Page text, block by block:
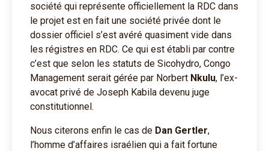
société qui représente officiellement la RDC dans
le projet est en fait une société privée dont le
dossier officiel s’est avéré quasiment vide dans
les régistres en RDC. Ce qui est établi par contre
c’est que selon les statuts de Sicohydro, Congo
Management serait gérée par Norbert Nkulu, l’ex-
avocat privé de Joseph Kabila devenu juge
constitutionnel.
Nous citerons enfin le cas de Dan Gertler,
l’homme d’affaires israélien qui a fait fortune